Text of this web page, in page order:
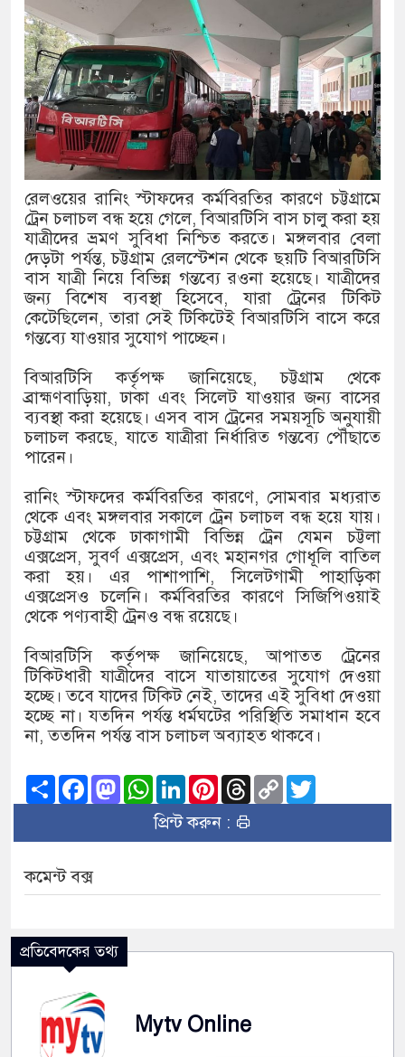
অত্যাচারের ছবি যেন আর তুলতে
আলাল
‘গুলশানের চামেলি’তে ভিন্ন
যৌনকর্মীর দালাল চরিত্রে
সারজিস-পাটোয়ারীসহ ১০ জনের
গুলশান থেকে সাবেক মন্ত্রী লতিফ
‘স্কুটি নাকি গোল্ড?’
এর ফ্রিডম ব্র্যান্ড, বাড়ল ক্যাম্পেইনের
সংবিধান অনুযায়ী যথাসময়ে
খিলক্ষেত থানা বিএনপির যুগ্ম
দেশের ৬ অঞ্চলে ঝড়ের আভাস
প্রেমের সম্পর্ক ছিন্ন না করায় মা-
প্রধানমন্ত্রীর সঙ্গে নবনিযুক্ত
হামের উপসর্গে আরও ৬ প্রাণহানি,
অবশেষে পদত্যাগ করলেন ভারতের
জামায়াত ফেরেশতাদের দল নয়,
রেলওয়ের রানিং স্টাফদের কর্মবিরতির কারণে চট্টগ্রামে
ট্রেন চলাচল বন্ধ হয়ে গেলে, বিআরটিসি বাস চালু করা হয়
যাত্রীদের ভ্রমণ সুবিধা নিশ্চিত করতে। মঙ্গলবার বেলা
দেড়টা পর্যন্ত, চট্টগ্রাম রেলস্টেশন থেকে ছয়টি বিআরটিসি
বাস যাত্রী নিয়ে বিভিন্ন গন্তব্যে রওনা হয়েছে। যাত্রীদের
জন্য বিশেষ ব্যবস্থা হিসেবে, যারা ট্রেনের টিকিট
কেটেছিলেন, তারা সেই টিকিটেই বিআরটিসি বাসে করে
গন্তব্যে যাওয়ার সুযোগ পাচ্ছেন।
বিআরটিসি কর্তৃপক্ষ জানিয়েছে, চট্টগ্রাম থেকে
ব্রাহ্মণবাড়িয়া, ঢাকা এবং সিলেট যাওয়ার জন্য বাসের
ব্যবস্থা করা হয়েছে। এসব বাস ট্রেনের সময়সূচি অনুযায়ী
চলাচল করছে, যাতে যাত্রীরা নির্ধারিত গন্তব্যে পৌঁছাতে
পারেন।
রানিং স্টাফদের কর্মবিরতির কারণে, সোমবার মধ্যরাত
থেকে এবং মঙ্গলবার সকালে ট্রেন চলাচল বন্ধ হয়ে যায়।
চট্টগ্রাম থেকে ঢাকাগামী বিভিন্ন ট্রেন যেমন চট্টলা
এক্সপ্রেস, সুবর্ণ এক্সপ্রেস, এবং মহানগর গোধূলি বাতিল
করা হয়। এর পাশাপাশি, সিলেটগামী পাহাড়িকা
এক্সপ্রেসও চলেনি। কর্মবিরতির কারণে সিজিপিওয়াই
থেকে পণ্যবাহী ট্রেনও বন্ধ রয়েছে।
বিআরটিসি কর্তৃপক্ষ জানিয়েছে, আপাতত ট্রেনের
টিকিটধারী যাত্রীদের বাসে যাতায়াতের সুযোগ দেওয়া
হচ্ছে। তবে যাদের টিকিট নেই, তাদের এই সুবিধা দেওয়া
হচ্ছে না। যতদিন পর্যন্ত ধর্মঘটের পরিস্থিতি সমাধান হবে
না, ততদিন পর্যন্ত বাস চলাচল অব্যাহত থাকবে।
ShareFacebook
Mastodon
WhatsApp
LinkedInPinterest
Threads
Copy
Link
প্রিন্ট করুন :
কমেন্ট বক্স
প্রতিবেদকের তথ্য
Mytv Online